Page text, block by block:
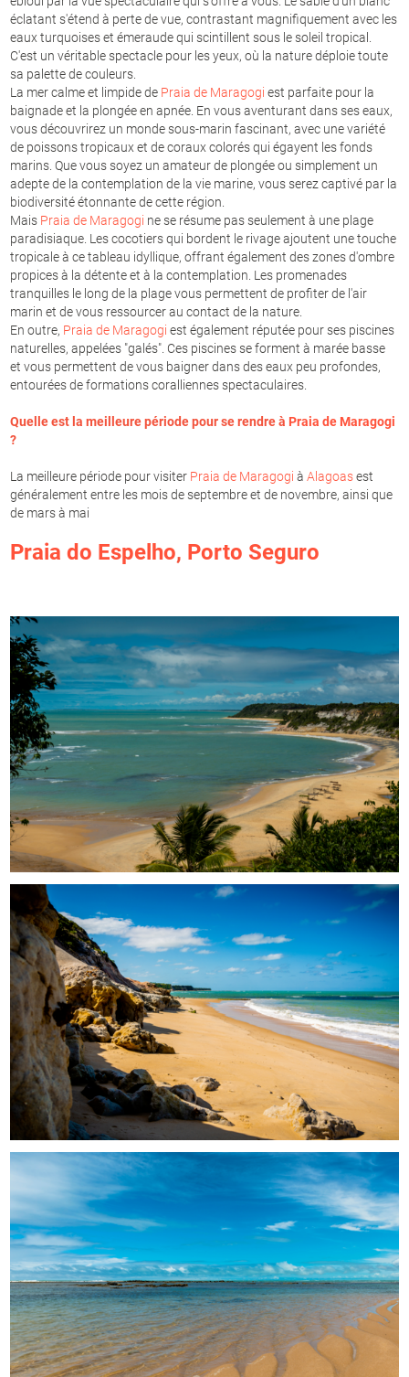
éclatant s'étend à perte de vue, contrastant magnifiquement avec les
eaux turquoises et émeraude qui scintillent sous le soleil tropical.
C'est un véritable spectacle pour les yeux, où la nature déploie toute
sa palette de couleurs.
La mer calme et limpide de Praia de Maragogi est parfaite pour la
baignade et la plongée en apnée. En vous aventurant dans ses eaux,
vous découvrirez un monde sous-marin fascinant, avec une variété
de poissons tropicaux et de coraux colorés qui égayent les fonds
marins. Que vous soyez un amateur de plongée ou simplement un
adepte de la contemplation de la vie marine, vous serez captivé par la
biodiversité étonnante de cette région.
Mais Praia de Maragogi ne se résume pas seulement à une plage
paradisiaque. Les cocotiers qui bordent le rivage ajoutent une touche
tropicale à ce tableau idyllique, offrant également des zones d'ombre
propices à la détente et à la contemplation. Les promenades
tranquilles le long de la plage vous permettent de profiter de l'air
marin et de vous ressourcer au contact de la nature.
En outre, Praia de Maragogi est également réputée pour ses piscines
naturelles, appelées "galés". Ces piscines se forment à marée basse
et vous permettent de vous baigner dans des eaux peu profondes,
entourées de formations coralliennes spectaculaires.
Quelle est la meilleure période pour se rendre à Praia de Maragogi
?
La meilleure période pour visiter Praia de Maragogi àAlagoasest
généralement entre les mois de septembre et de novembre, ainsi que
de mars à mai
Praia do Espelho, Porto Seguro